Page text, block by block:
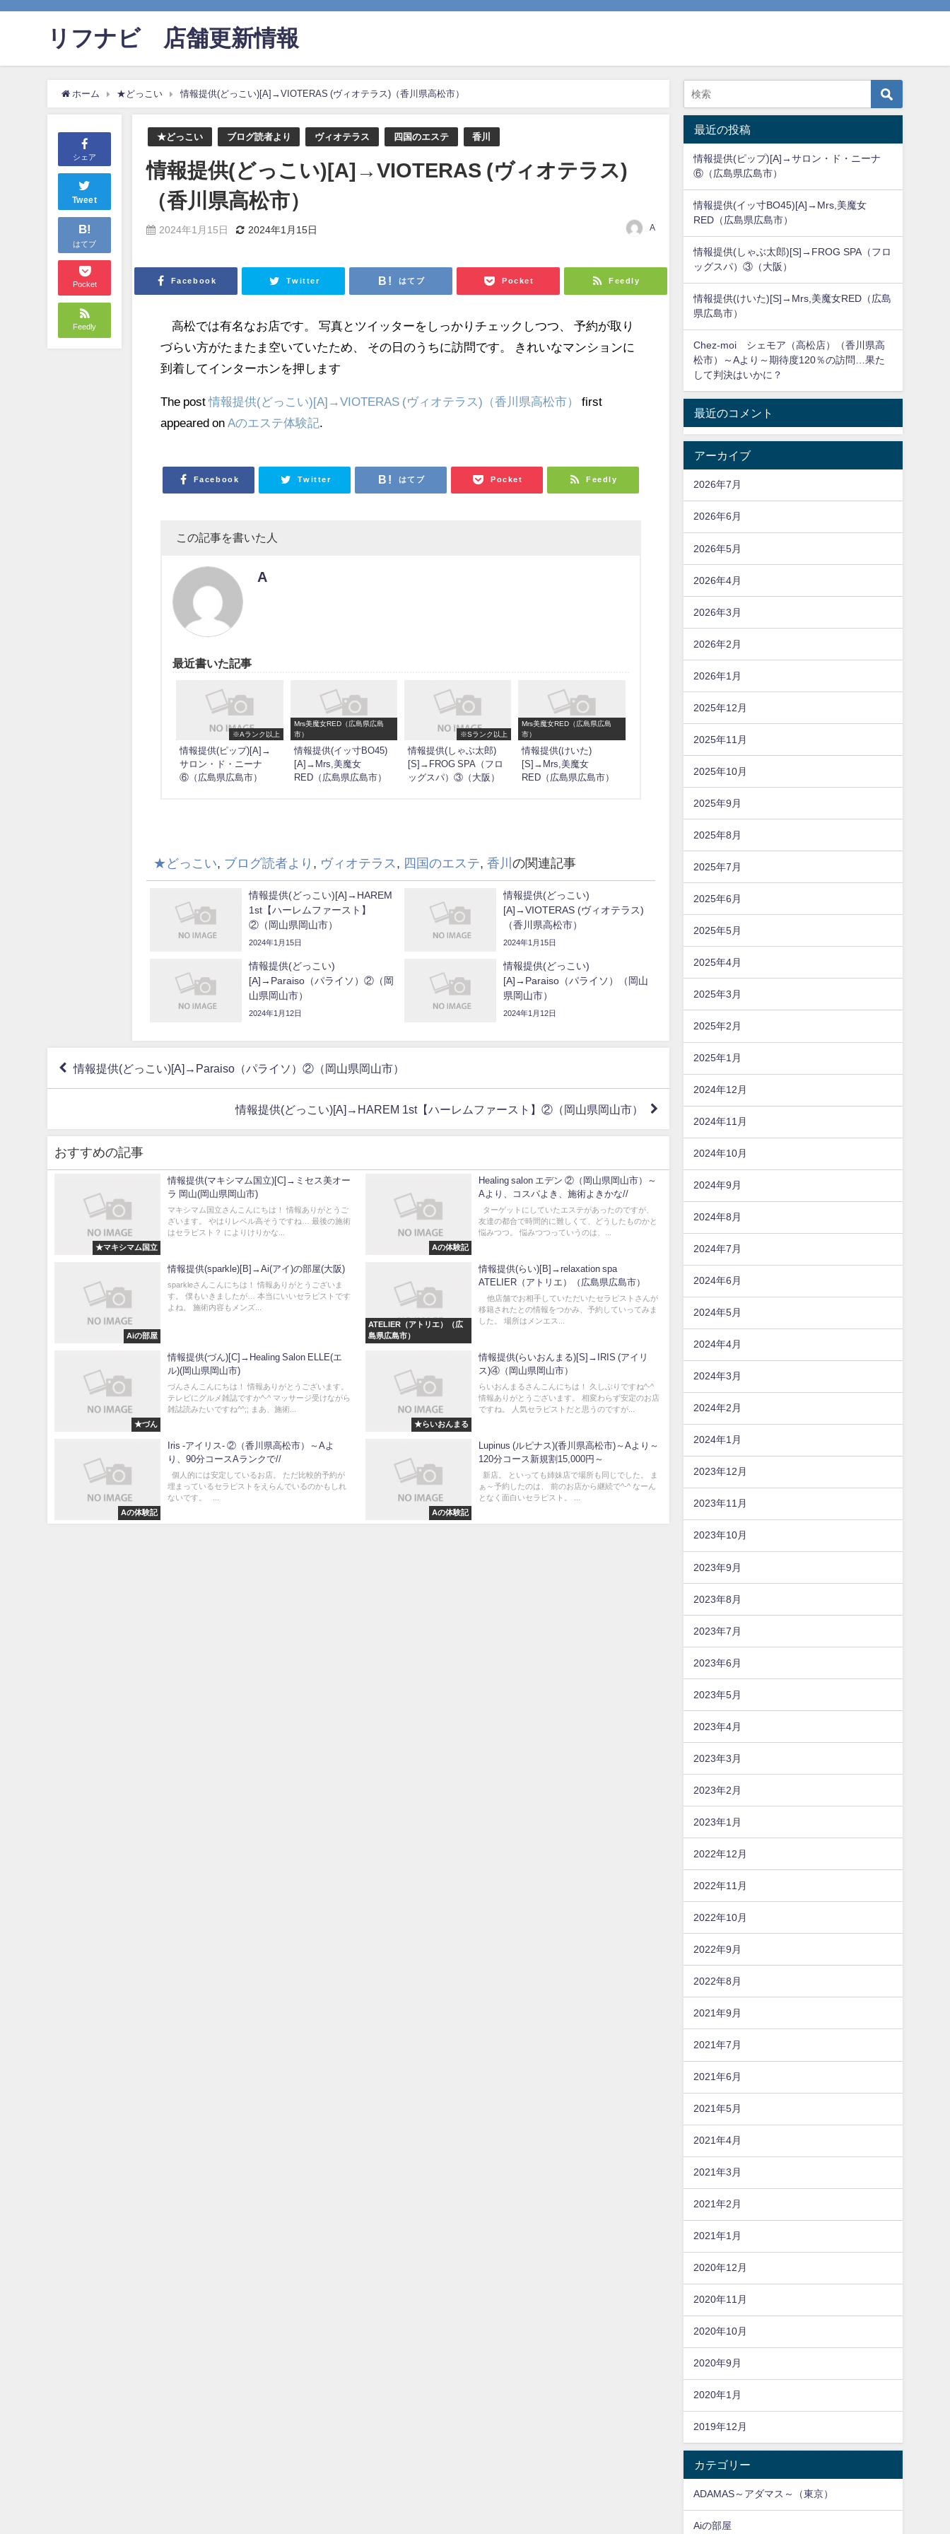
リフナビ®店舗更新情報
ホーム ★どっこい 情報提供(どっこい)[A]→VIOTERAS (ヴィオテラス)（香川県高松市）
シェア
Tweet
B!
はてブ
Pocket
Feedly
★どっこい ブログ読者より ヴィオテラス 四国のエステ 香川
情報提供(どっこい)[A]→VIOTERAS (ヴィオテラス)
（香川県高松市）
2024年1月15日 2024年1月15日 A
Facebook Twitter はてブ Pocket Feedly
高松では有名なお店です。 写真とツイッターをしっかりチェックしつつ、 予約が取り
づらい方がたまたま空いていたため、 その日のうちに訪問です。 きれいなマンションに
到着してインターホンを押します
The post情報提供(どっこい)[A]→VIOTERAS (ヴィオテラス)（香川県高松市）
first
appeared on Aのエステ体験記
Facebook Twitter はてブ Pocket Feedly
この記事を書いた人
A
最近書いた記事
※Aランク以上
情報提供(ピップ)[A]→
サロン・ド・ニーナ
⑥（広島県広島市）
Mrs美魔女RED（広島県広島
市）
情報提供(イッ寸BO45)
[A]→Mrs,美魔女
RED（広島県広島市）
※Sランク以上
情報提供(しゃぶ太郎)
[S]→FROG SPA（フロ
ッグスパ）③（大阪）
Mrs美魔女RED（広島県広島
市）
情報提供(けいた)
[S]→Mrs,美魔女
RED（広島県広島市）
★どっこい, ブログ読者より , ヴィオテラス , 四国のエステ,香川の関連記事
情報提供(どっこい)[A]→HAREM
1st【ハーレムファースト】
②（岡山県岡山市）
2024年1月15日
情報提供(どっこい)
[A]→VIOTERAS (ヴィオテラス)
（香川県高松市）
2024年1月15日
情報提供(どっこい)
[A]→Paraiso（パライソ）②（岡
山県岡山市）
2024年1月12日
情報提供(どっこい)
[A]→Paraiso（パライソ）（岡山
県岡山市）
2024年1月12日
情報提供(どっこい)[A]→Paraiso（パライソ）②（岡山県岡山市）
情報提供(どっこい)[A]→HAREM 1st【ハーレムファースト】②（岡山県岡山市）
おすすめの記事
★マキシマム国立
情報提供(マキシマム国立)[C]→ミセス美オー
ラ 岡山(岡山県岡山市)
マキシマム国立さんこんにちは！ 情報ありがとうご
ざいます。 やはりレベル高そうですね… 最後の施術
はセラピスト？ によりけりかな...
Aの体験記
Healing salon エデン ②（岡山県岡山市）～
Aより、コスパよき、施術よきかな//
ターゲットにしていたエステがあったのですが、
友達の都合で時間的に難しくて、どうしたものかと
悩みつつ。 悩みつつっていうのは、...
Aiの部屋
情報提供(sparkle)[B]→Ai(アイ)の部屋(大阪)
sparkleさんこんにちは！ 情報ありがとうございま
す。 僕もいきましたが… 本当にいいセラピストです
よね。 施術内容もメンズ...
ATELIER（アトリエ）（広
島県広島市）
情報提供(らい)[B]→relaxation spa
ATELIER（アトリエ）（広島県広島市）
他店舗でお相手していただいたセラピストさんが
移籍されたとの情報をつかみ、予約していってみま
した。 場所はメンエス...
★づん
情報提供(づん)[C]→Healing Salon ELLE(エ
ル)(岡山県岡山市)
づんさんこんにちは！ 情報ありがとうございます。
テレビにグルメ雑誌ですか^-^ マッサージ受けながら
雑誌読みたいですね^^;; まあ、施術...
★らいおんまる
情報提供(らいおんまる)[S]→IRIS (アイリ
ス)④（岡山県岡山市）
らいおんまるさんこんにちは！ 久しぶりですね^-^
情報ありがとうございます。 相変わらず安定のお店
ですね。 人気セラピストだと思うのですが...
Aの体験記
Iris -アイリス- ②（香川県高松市）～Aよ
り、90分コースAランクで//
個人的には安定しているお店。 ただ比較的予約が
埋まっているセラピストをえらんでいるのかもしれ
ないです。 ...
Aの体験記
Lupinus (ルピナス)(香川県高松市)～Aより～
120分コース新規割15,000円～
新店。 といっても姉妹店で場所も同じでした。 ま
ぁ～予約したのは、 前のお店から継続で^-^ なーん
となく面白いセラピスト。 ...
最近の投稿
情報提供(ピップ)[A]→サロン・ド・ニーナ
⑥（広島県広島市）
情報提供(イッ寸BO45)[A]→Mrs,美魔女
RED（広島県広島市）
情報提供(しゃぶ太郎)[S]→FROG SPA（フロ
ッグスパ）③（大阪）
情報提供(けいた)[S]→Mrs,美魔女RED（広島
県広島市）
Chez-moi シェモア（高松店）（香川県高
松市）～Aより～期待度120％の訪問…果た
して判決はいかに？
最近のコメント
アーカイブ
2026年7月
2026年6月
2026年5月
2026年4月
2026年3月
2026年2月
2026年1月
2025年12月
2025年11月
2025年10月
2025年9月
2025年8月
2025年7月
2025年6月
2025年5月
2025年4月
2025年3月
2025年2月
2025年1月
2024年12月
2024年11月
2024年10月
2024年9月
2024年8月
2024年7月
2024年6月
2024年5月
2024年4月
2024年3月
2024年2月
2024年1月
2023年12月
2023年11月
2023年10月
2023年9月
2023年8月
2023年7月
2023年6月
2023年5月
2023年4月
2023年3月
2023年2月
2023年1月
2022年12月
2022年11月
2022年10月
2022年9月
2022年8月
2021年9月
2021年7月
2021年6月
2021年5月
2021年4月
2021年3月
2021年2月
2021年1月
2020年12月
2020年11月
2020年10月
2020年9月
2020年1月
2019年12月
カテゴリー
ADAMAS～アダマス～（東京）
Aiの部屋